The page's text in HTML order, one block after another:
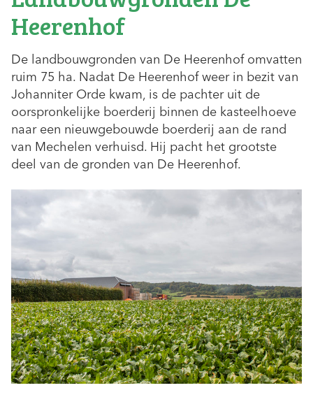
Heerenhof
De landbouwgronden van De Heerenhof omvatten
ruim 75 ha. Nadat De Heerenhof weer in bezit van
Johanniter Orde kwam, is de pachter uit de
oorspronkelijke boerderij binnen de kasteelhoeve
naar een nieuwgebouwde boerderij aan de rand
van Mechelen verhuisd. Hij pacht het grootste
deel van de gronden van De Heerenhof.